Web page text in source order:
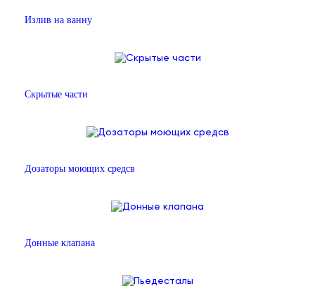
Излив на ванну
Скрытые части
Дозаторы моющих средсв
Донные клапана